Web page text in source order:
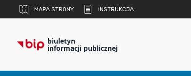
MAPA STRONY INSTRUKCJA
biuletyn
informacji publicznej